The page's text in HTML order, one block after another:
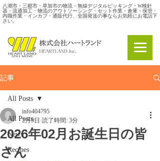
八潮市・三郷市・草加市の物流・無線デジタルピッキング・W検針
器・流通加工・物流のアウトソーシング・セット作業・倉庫・保管・
内職作業・インカプ・通販代行、全国発送の事ならお気軽にお電話下
さい。
記事
All Posts
News
Recipes
All Posts
2026年02月お誕生日の皆
さん
info404795
2月9日 読了時間: 3分